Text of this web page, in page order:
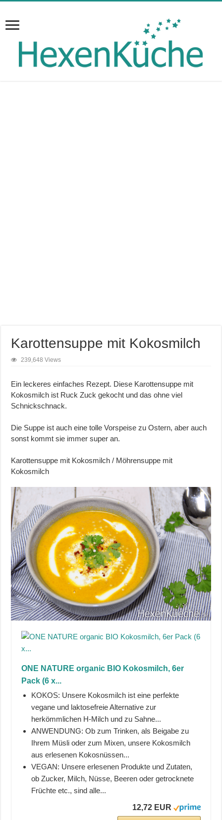
Karottensuppe mit Kokosmilch
239,648 Views
Ein leckeres einfaches Rezept. Diese Karottensuppe mit
Kokosmilch ist Ruck Zuck gekocht und das ohne viel
Schnickschnack.
Die Suppe ist auch eine tolle Vorspeise zu Ostern, aber auch
sonst kommt sie immer super an.
Karottensuppe mit Kokosmilch / Möhrensuppe mit
Kokosmilch
ONE NATURE organic BIO Kokosmilch, 6er
Pack (6 x...
KOKOS: Unsere Kokosmilch ist eine perfekte
vegane und laktosefreie Alternative zur
herkömmlichen H-Milch und zu Sahne...
ANWENDUNG: Ob zum Trinken, als Beigabe zu
Ihrem Müsli oder zum Mixen, unsere Kokosmilch
aus erlesenen Kokosnüssen...
VEGAN: Unsere erlesenen Produkte und Zutaten,
ob Zucker, Milch, Nüsse, Beeren oder getrocknete
Früchte etc., sind alle...
12,72 EUR